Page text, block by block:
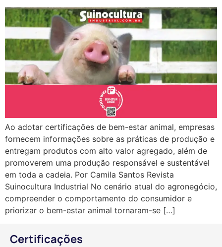
Ao adotar certificações de bem-estar animal, empresas
fornecem informações sobre as práticas de produção e
entregam produtos com alto valor agregado, além de
promoverem uma produção responsável e sustentável
em toda a cadeia. Por Camila Santos Revista
Suinocultura Industrial No cenário atual do agronegócio,
compreender o comportamento do consumidor e
priorizar o bem-estar animal tornaram-se […]
Certificações